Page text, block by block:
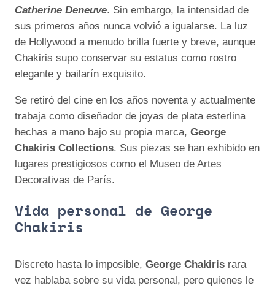
Catherine Deneuve. Sin embargo, la intensidad de
sus primeros años nunca volvió a igualarse. La luz
de Hollywood a menudo brilla fuerte y breve, aunque
Chakiris supo conservar su estatus como rostro
elegante y bailarín exquisito.
Se retiró del cine en los años noventa y actualmente
trabaja como diseñador de joyas de plata esterlina
hechas a mano bajo su propia marca, George
Chakiris Collections. Sus piezas se han exhibido en
lugares prestigiosos como el Museo de Artes
Decorativas de París.
Vida personal de George
Chakiris
Discreto hasta lo imposible, George Chakiris rara
vez hablaba sobre su vida personal, pero quienes le